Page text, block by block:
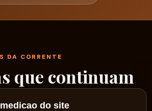
DA CORRENTE
que continuam
por aqui
do site